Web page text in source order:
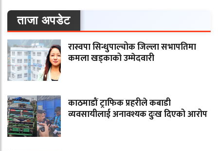
ताजा अपडेट
रास्वपा सिन्धुपाल्चोक जिल्ला सभापतिमा
कमला खड्काको उम्मेदवारी
काठमाडौं ट्राफिक प्रहरीले कबाडी
व्यवसायीलाई अनावश्यक दुःख दिएको आरोप